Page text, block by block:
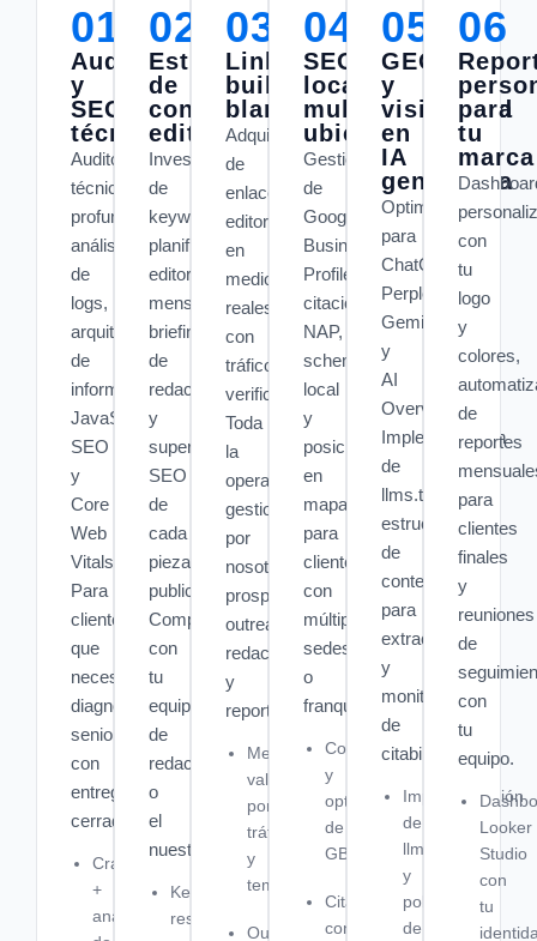
01
Auditoría
y
SEO
técnico
Auditorías
técnicas
profundas,
análisis
de
logs,
arquitectura
de
información,
JavaScript
SEO
y
Core
Web
Vitals.
Para
clientes
que
necesitan
diagnóstico
senior
con
entregable
cerrado.
Crawl
+
análisis
02
Estrategia
de
contenidos
editoriales
Investigación
de
keywords,
planificación
editorial
mensual,
briefings
de
redacción
y
supervisión
SEO
de
cada
pieza
publicada.
Compatible
con
tu
equipo
de
redacción
o
el
nuestro.
Keyword
research
03
Link
building
blanco
Adquisición
de
enlaces
editoriales
en
medios
reales
con
tráfico
verificable.
Toda
la
operación
gestionada
por
nosotros:
prospecting,
outreach,
redacción
y
reporting.
Medios
validados
por
tráfico
y
temática
Outreach
04
SEO
local
multi-
ubicación
Gestión
de
Google
Business
Profile,
citaciones
NAP,
schema
local
y
posicionamiento
en
mapas
para
clientes
con
múltiples
sedes
o
franquicias.
Configuración
y
optimización
de
GBP
Citaciones
consistentes
05
GEO
y
visibilidad
en
IA
generativa
Optimización
para
ChatGPT,
Perplexity,
Gemini
y
AI
Overviews.
Implementación
de
llms.txt,
estructuración
de
contenido
para
extracción
y
monitorización
de
citabilidad.
Implementación
de
llms.txt
y
políticas
de
06
para
tu
marca
con
tu
logo
y
colores,
de
reportes
para
clientes
finales
y
reuniones
de
con
tu
equipo.
Looker
Studio
con
tu